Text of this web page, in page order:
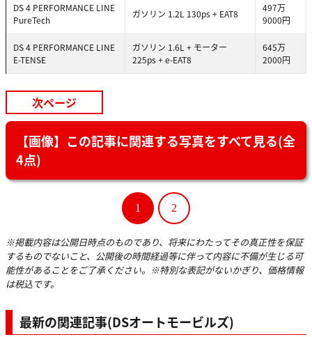
DS 4 PERFORMANCE LINE
PureTech
ガソリン 1.2L 130ps + EAT8
497万
9000円
DS 4 PERFORMANCE LINE
E-TENSE
ガソリン 1.6L + モーター
225ps + e-EAT8
645万
2000円
次ページ
【画像】この記事に関連する写真をすべて見る(全
4点)
1 2
※掲載内容は公開日時点のものであり、将来にわたってその真正性を保証
するものでないこと、公開後の時間経過等に伴って内容に不備が生じる可
能性があることをご了承ください。※特別な表記がないかぎり、価格情報
は税込です。
最新の関連記事(DSオートモービルズ)